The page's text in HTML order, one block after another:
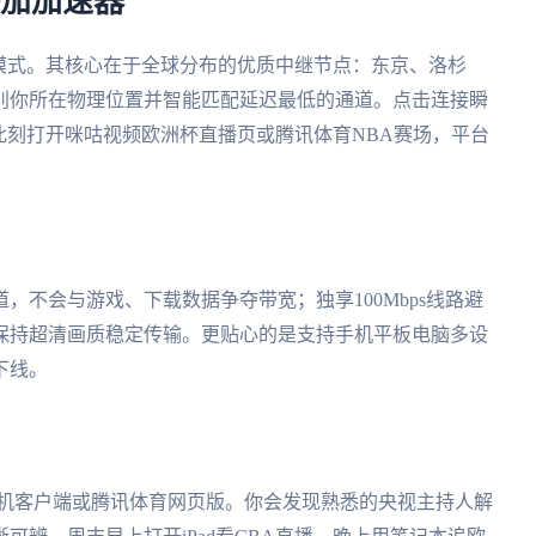
式。其核心在于全球分布的优质中继节点：东京、洛杉
所在物理位置并智能匹配延迟最低的通道。点击连接瞬
打开咪咕视频欧洲杯直播页或腾讯体育NBA赛场，平台
不会与游戏、下载数据争夺带宽；独享100Mbps线路避
超清画质稳定传输。更贴心的是支持手机平板电脑多设
。
客户端或腾讯体育网页版。你会发现熟悉的央视主持人解